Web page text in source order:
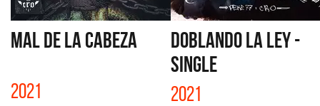
MAL DE LA CABEZA
2021
DOBLANDO LA LEY -
SINGLE
2021